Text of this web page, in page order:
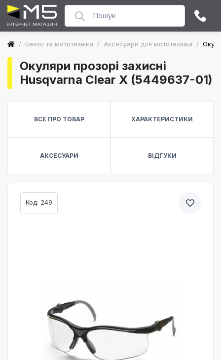
/ Бензо та мототехніка / Аксесуари для мототехніки /
Окуляри прозорі захисні
Husqvarna Clear X (5449637-01)
ВСЕ ПРО ТОВАР ХАРАКТЕРИСТИКИ
АКСЕСУАРИ ВІДГУКИ
Код: 249